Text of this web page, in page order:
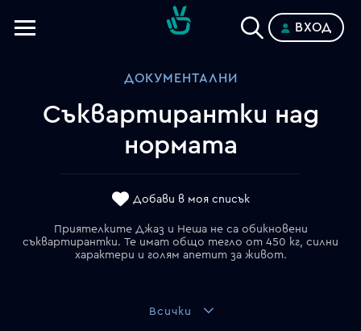
ВХОД
ДОКУМЕНТАЛНИ
Съквартирантки над
нормата
Добави в моя списък
Приятелките Джаз и Неша не са обикновени
съквартирантки. Те имат общо тегло от 450 кг, силни
характери и голям апетит за живот.
Всички